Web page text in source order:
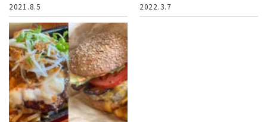
2021.8.5
2022.3.7